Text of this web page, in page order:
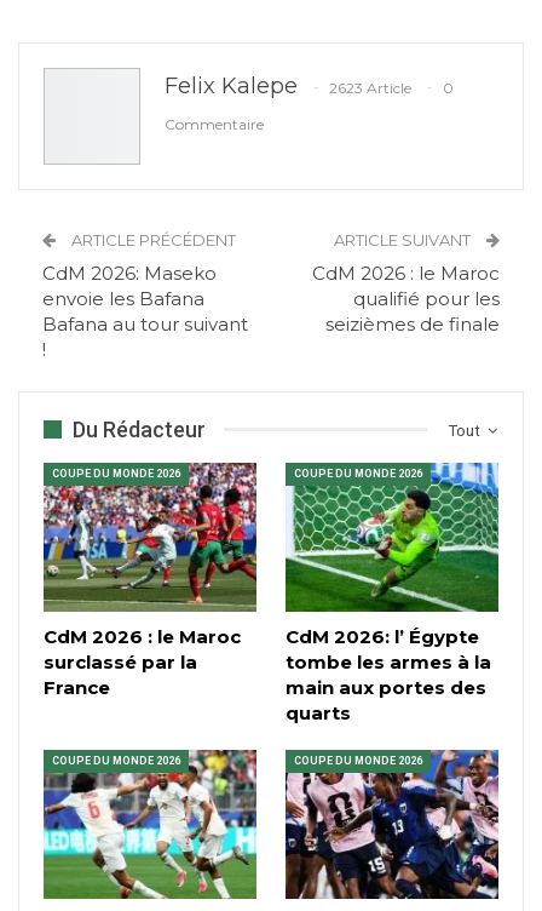
Felix Kalepe 2623 Article
0
Commentaire
ARTICLE PRÉCÉDENT
CdM 2026: Maseko
envoie les Bafana
Bafana au tour suivant
!
ARTICLE SUIVANT
CdM 2026 : le Maroc
qualifié pour les
seizièmes de finale
Tout
Du Rédacteur
COUPE DU MONDE 2026
CdM 2026 : le Maroc
surclassé par la
France
COUPE DU MONDE 2026
CdM 2026: l’ Égypte
tombe les armes à la
main aux portes des
quarts
COUPE DU MONDE 2026 COUPE DU MONDE 2026